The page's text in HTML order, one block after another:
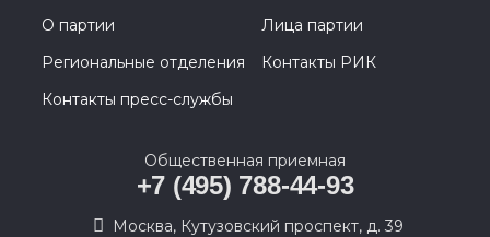
О партии
Лица партии
Региональные отделения
Контакты РИК
Контакты пресс-службы
Общественная приемная
+7 (495) 788-44-93
Москва, Кутузовский проспект, д. 39